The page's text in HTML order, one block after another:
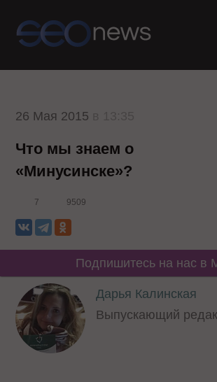
26 Мая 2015
Что мы знаем о
«Минусинске»?
7 9509
Подпишитесь на нас в
Дарья Калинская
Выпускающий